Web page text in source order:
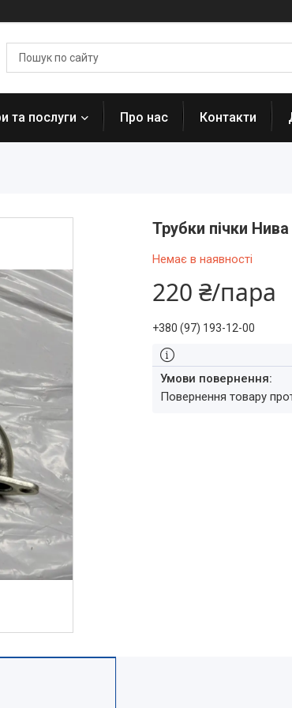
та послуги Про нас Контакти
Трубки пічки Нива
Немає в наявності
220 ₴/пара
+380 (97) 193-12-00
повернення товару